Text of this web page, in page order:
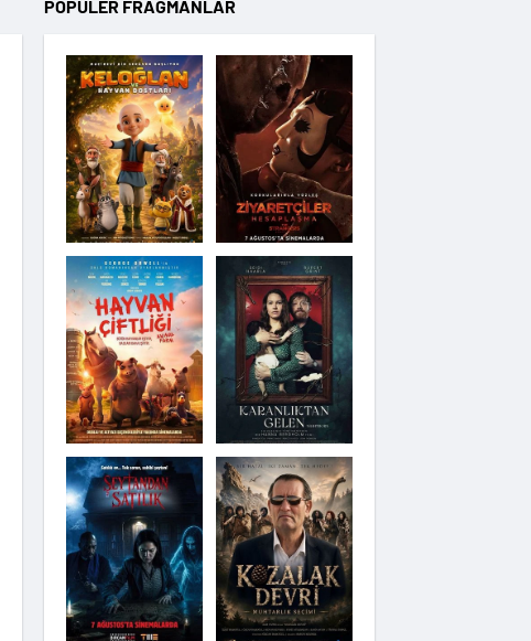
Hayvan Çiftliği
Karanlıktan Gelen
Şeytandan Satılık
Moana
Kozalak Devri
POPÜLER FRAGMANLAR